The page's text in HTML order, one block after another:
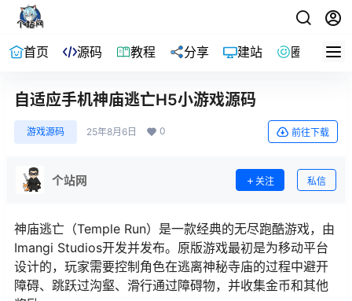
首页 源码 教程 分享 建站 圈子
自适应手机神庙逃亡H5小游戏源码
游戏源码 25年8月6日 0 前往下载
个站网 关注 私信
神庙逃亡（Temple Run）是一款经典的无尽跑酷游戏，由
Imangi Studios开发并发布。原版游戏最初是为移动平台
设计的，玩家需要控制角色在逃离神秘寺庙的过程中避开
障碍、跳跃过沟壑、滑行通过障碍物，并收集金币和其他